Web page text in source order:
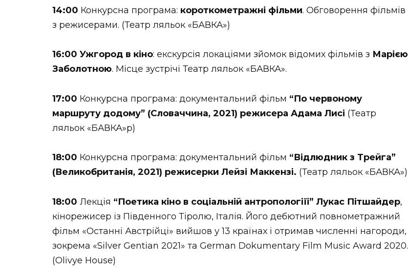
14:00 Конкурсна програма: короткометражні фільми. Обговорення фільмів
з режисерами. (Театр ляльок «БАВКА»)
16:00 Ужгород в кіно: екскурсія локаціями зйомок відомих фільмів з Марією
Заболотною. Місце зустрічі Театр ляльок «БАВКА».
17:00 Конкурсна програма: документальний фільм “По червоному
маршруту додому” (Словаччина, 2021) режисера Адама Лисі (Театр
ляльок «БАВКА»р)
18:00 Конкурсна програма: документальний фільм “Відлюдник з Трейга”
(Великобританія, 2021) режисерки Лейзі Маккензі. (Театр ляльок «БАВКА»)
18:00 Лекція “Поетика кіно в соціальній антропологіїі” Лукас Пітшайдер,
кінорежисер із Південного Тіролю, Італія. Його дебютний повнометражний
фільм «Останні Австрійці» вийшов у 13 країнах і отримав численні нагороди,
зокрема «Silver Gentian 2021» та German Dokumentary Film Music Award 2020.
(Olivye House)